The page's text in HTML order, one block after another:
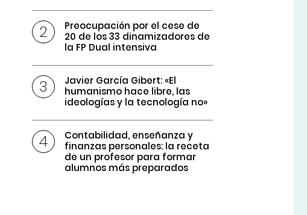
Preocupación por el cese de
20 de los 33 dinamizadores de
la FP Dual intensiva
Javier García Gibert: «El
humanismo hace libre, las
ideologías y la tecnología no»
Contabilidad, enseñanza y
finanzas personales: la receta
de un profesor para formar
alumnos más preparados